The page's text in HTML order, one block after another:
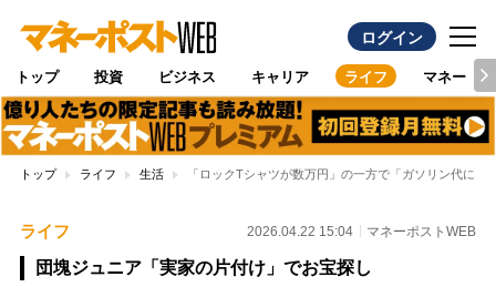
ログイン
トップ 投資 ビジネス キャリア ライフ マネー
トップ ライフ 生活 「ロックTシャツが数万円」の一方で「ガソリン代に
ライフ 2026.04.22 15:04 マネーポストWEB
団塊ジュニア「実家の片付け」でお宝探し